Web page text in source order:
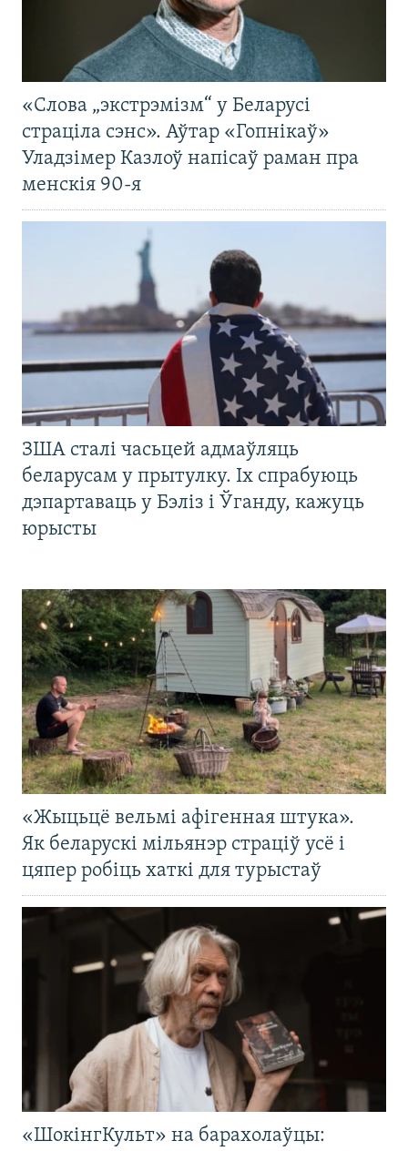
«Слова „экстрэмізм“ у Беларусі
страціла сэнс». Аўтар «Гопнікаў»
Уладзімер Казлоў напісаў раман пра
менскія 90-я
ЗША сталі часьцей адмаўляць
беларусам у прытулку. Іх спрабуюць
дэпартаваць у Бэліз і Ўганду, кажуць
юрысты
«Жыцьцё вельмі афігенная штука».
Як беларускі мільянэр страціў усё і
цяпер робіць хаткі для турыстаў
«ШокінгКульт» на барахолаўцы: